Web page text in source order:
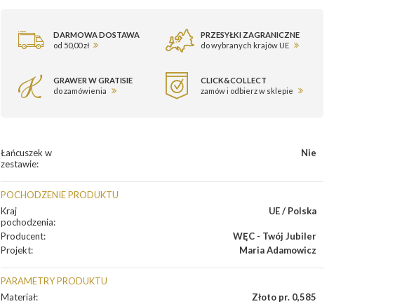
DARMOWA DOSTAWA
od 50,00 zł
PRZESYŁKI ZAGRANICZNE
do wybranych krajów UE
GRAWER W GRATISIE
do zamówienia
CLICK&COLLECT
zamów i odbierz w sklepie
Łańcuszek w
zestawie:
Nie
POCHODZENIE PRODUKTU
Kraj
pochodzenia:
UE / Polska
Producent:
WĘC - Twój Jubiler
Projekt: Maria Adamowicz
PARAMETRY PRODUKTU
Materiał:
Złoto pr. 0,585